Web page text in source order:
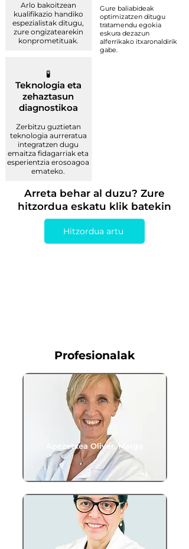
Arlo bakoitzean
kualifikazio handiko
espezialistak ditugu,
zure ongizatearekin
konprometituak.
🧪
Teknologia eta
zehaztasun
diagnostikoa
Zerbitzu guztietan
teknologia aurreratua
integratzen dugu
emaitza fidagarriak eta
esperientzia erosoagoa
emateko.
Gure baliabideak
optimizatzen ditugu
tratamendu egokia
eskura dezazun
alferrikako itxaronaldirik
gabe.
Arreta behar al duzu? Zure
hitzordua eskatu klik batekin
Hitzordua artu
Profesionalak
Apezetxea Oliver, Marga